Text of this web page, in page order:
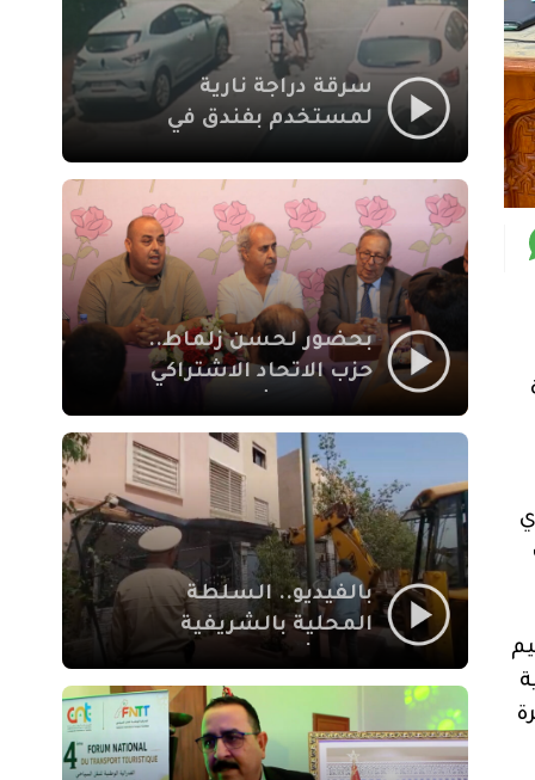
سرقة دراجة نارية
لمستخدم بفندق في
بمراكش
بحضور لحسن زلماط..
حزب الاتحاد الاشتراكي
مقراً بمقاطعة سيدي
يوسف بن علي مراكش
بالفيديو.. السلطة
المحلية بالشريفية
بنايات غير قانونية بإقامة
الإيمان